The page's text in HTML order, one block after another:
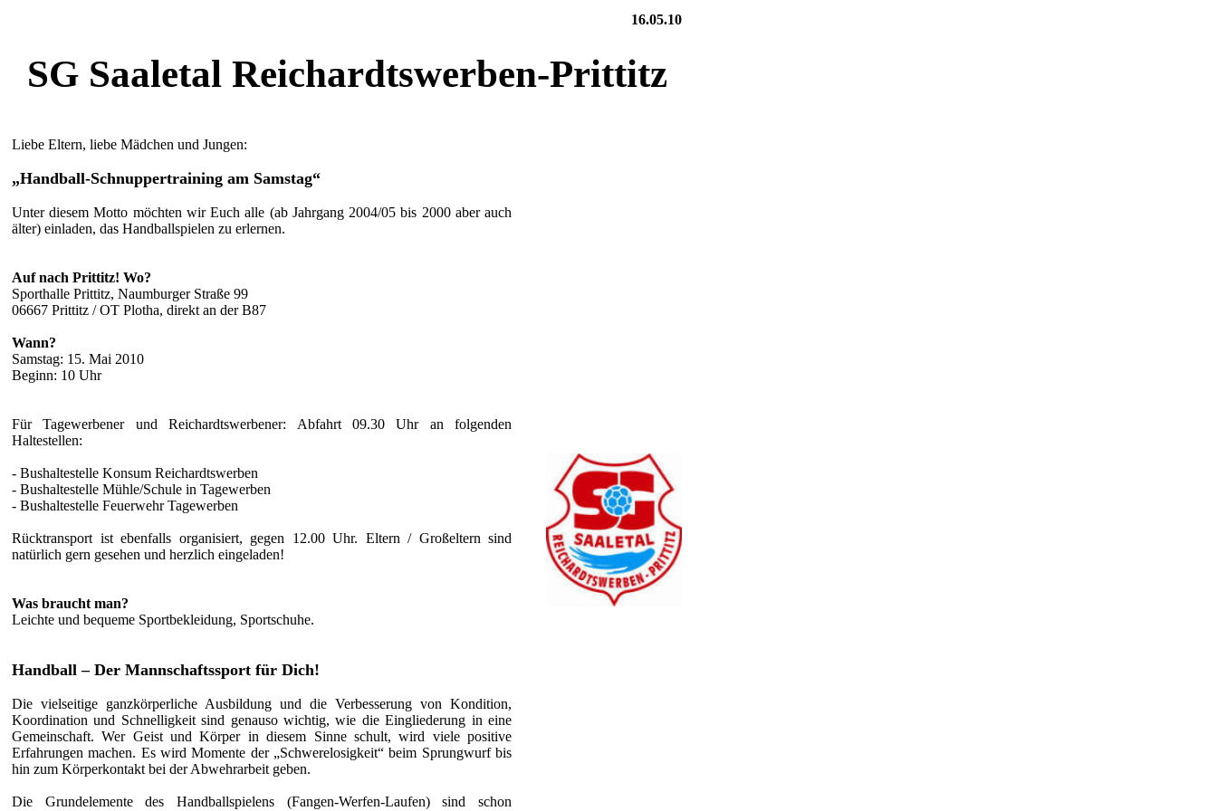
16.05.10
SG Saaletal Reichardtswerben-Prittitz
Liebe Eltern, liebe Mädchen und Jungen:
„Handball-Schnuppertraining am Samstag“
Unter diesem Motto möchten wir Euch alle (ab Jahrgang 2004/05 bis 2000 aber auch
älter) einladen, das Handballspielen zu erlernen.
Auf nach Prittitz! Wo?
Sporthalle Prittitz, Naumburger Straße 99
06667 Prittitz / OT Plotha, direkt an der B87
Wann?
Samstag: 15. Mai 2010
Beginn: 10 Uhr
Für Tagewerbener und Reichardtswerbener: Abfahrt 09.30 Uhr an folgenden
Haltestellen:
- Bushaltestelle Konsum Reichardtswerben
- Bushaltestelle Mühle/Schule in Tagewerben
- Bushaltestelle Feuerwehr Tagewerben
Rücktransport ist ebenfalls organisiert, gegen 12.00 Uhr. Eltern / Großeltern sind
natürlich gern gesehen und herzlich eingeladen!
Was braucht man?
Leichte und bequeme Sportbekleidung, Sportschuhe.
Handball – Der Mannschaftssport für Dich!
Die vielseitige ganzkörperliche Ausbildung und die Verbesserung von Kondition,
Koordination und Schnelligkeit sind genauso wichtig, wie die Eingliederung in eine
Gemeinschaft. Wer Geist und Körper in diesem Sinne schult, wird viele positive
Erfahrungen machen. Es wird Momente der „Schwerelosigkeit“ beim Sprungwurf bis
hin zum Körperkontakt bei der Abwehrarbeit geben.
Die Grundelemente des Handballspielens (Fangen-Werfen-Laufen) sind schon